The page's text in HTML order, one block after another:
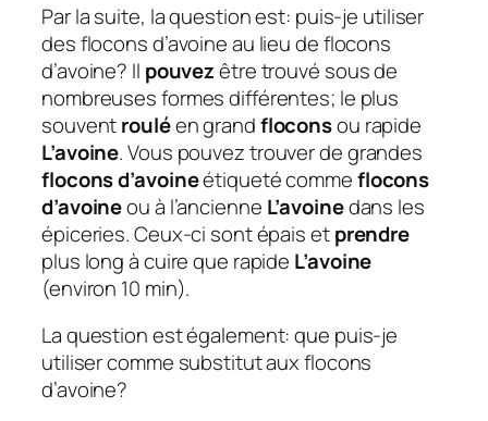
Par la suite, la question est: puis-je utiliser
des flocons d’avoine au lieu de flocons
d’avoine? Il pouvezêtre trouvé sous de
nombreuses formes différentes; le plus
souventrouléen grandfloconsou rapide
L’avoine. Vous pouvez trouver de grandes
flocons d’avoineétiqueté commeflocons
d’avoineou à l’ancienne L’avoinedans les
épiceries. Ceux-ci sont épais etprendre
plus long à cuire que rapide L’avoine
(environ 10 min).
La question est également: que puis-je
utiliser comme substitut aux flocons
d’avoine?